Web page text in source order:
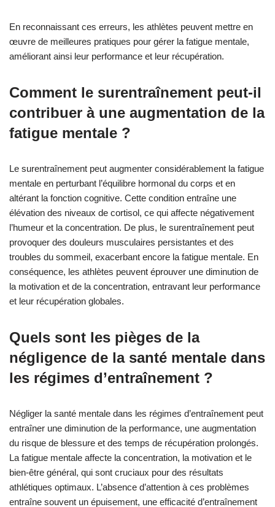
En reconnaissant ces erreurs, les athlètes peuvent mettre en
œuvre de meilleures pratiques pour gérer la fatigue mentale,
améliorant ainsi leur performance et leur récupération.
Comment le surentraînement peut-il
contribuer à une augmentation de la
fatigue mentale ?
Le surentraînement peut augmenter considérablement la fatigue
mentale en perturbant l’équilibre hormonal du corps et en
altérant la fonction cognitive. Cette condition entraîne une
élévation des niveaux de cortisol, ce qui affecte négativement
l’humeur et la concentration. De plus, le surentraînement peut
provoquer des douleurs musculaires persistantes et des
troubles du sommeil, exacerbant encore la fatigue mentale. En
conséquence, les athlètes peuvent éprouver une diminution de
la motivation et de la concentration, entravant leur performance
et leur récupération globales.
Quels sont les pièges de la
négligence de la santé mentale dans
les régimes d’entraînement ?
Négliger la santé mentale dans les régimes d’entraînement peut
entraîner une diminution de la performance, une augmentation
du risque de blessure et des temps de récupération prolongés.
La fatigue mentale affecte la concentration, la motivation et le
bien-être général, qui sont cruciaux pour des résultats
athlétiques optimaux. L’absence d’attention à ces problèmes
entraîne souvent un épuisement, une efficacité d’entraînement